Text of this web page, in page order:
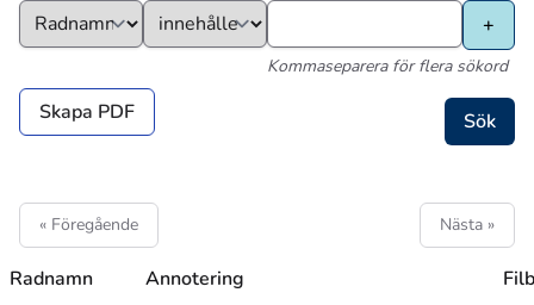
Kommaseparera för flera sökord
Skapa PDF
« Föregående Nästa »
Radnamn Annotering